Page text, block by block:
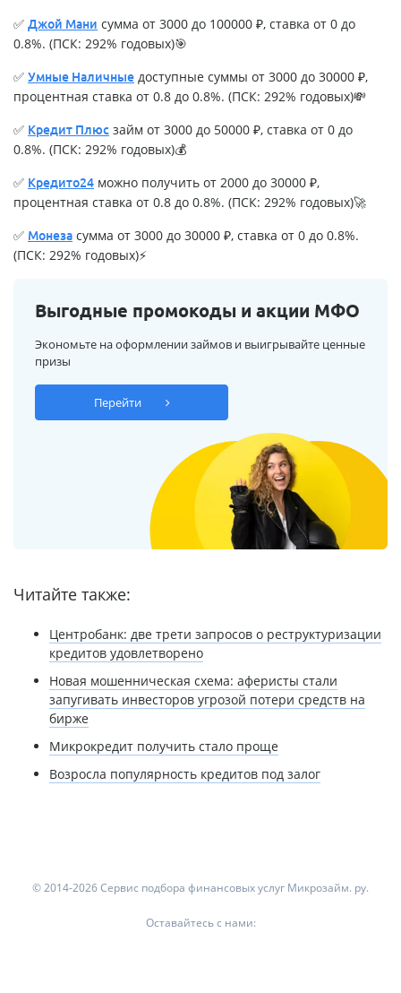
✅ Джой Мани сумма от 3000 до 100000 ₽, ставка от 0 до
0.8%. (ПСК: 292% годовых)🎯
✅ Умные Наличные доступные суммы от 3000 до 30000 ₽,
процентная ставка от 0.8 до 0.8%. (ПСК: 292% годовых)💸
✅ Кредит Плюс займ от 3000 до 50000 ₽, ставка от 0 до
0.8%. (ПСК: 292% годовых)💰
✅ Кредито24 можно получить от 2000 до 30000 ₽,
процентная ставка от 0.8 до 0.8%. (ПСК: 292% годовых)🚀
✅ Монеза сумма от 3000 до 30000 ₽, ставка от 0 до 0.8%.
(ПСК: 292% годовых)⚡
Выгодные промокоды и акции МФО
Экономьте на оформлении займов и выигрывайте ценные
призы
Перейти
Читайте также:
Центробанк: две трети запросов о реструктуризации
кредитов удовлетворено
Новая мошенническая схема: аферисты стали
запугивать инвесторов угрозой потери средств на
бирже
Микрокредит получить стало проще
Возросла популярность кредитов под залог
© 2014-2026 Сервис подбора финансовых услуг Микрозайм. ру.
Оставайтесь с нами: